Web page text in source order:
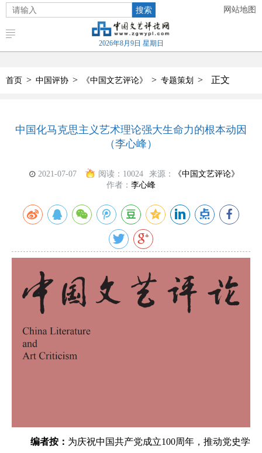
搜索 网站地图
2026年8月9日 星期日
首页 > 中国评协 > 《中国文艺评论》 > 专题策划 > 正文
中国化马克思主义艺术理论强大生命力的根本动因
（李心峰）
2021-07-07 阅读： 10024 来源：
《中国文艺评论》
作者： 李心峰
编者按： 为庆祝中国共产党成立100周年，推动党史学